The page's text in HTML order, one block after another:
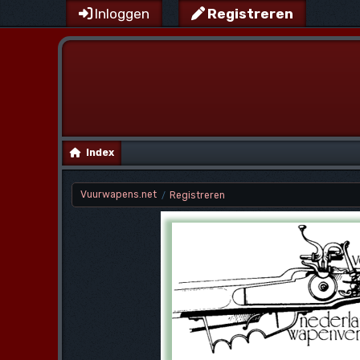
Inloggen Registreren
Index
Vuurwapens.net / Registreren